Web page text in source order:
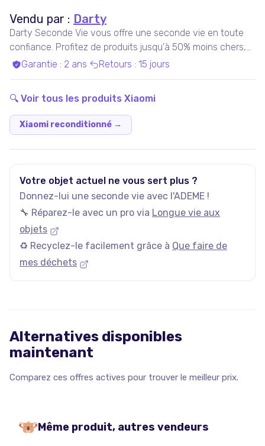
Vendu par : Darty
Darty Seconde Vie vous offre une seconde vie en toute
confiance. Profitez de produits jusqu'à 50% moins chers,
pris en charge par nos experts qualifiés, dans nos ateliers
Garantie : 2 ans Retours : 15 jours
🔍 Voir tous les produits Xiaomi
Xiaomi reconditionné →
Votre objet actuel ne vous sert plus ?
Donnez-lui une seconde vie avec l'ADEME !
🔧 Réparez-le avec un pro via Longue vie aux
objets
♻️ Recyclez-le facilement grâce à Que faire de
mes déchets
Alternatives disponibles
maintenant
Comparez ces offres actives pour trouver le meilleur prix.
Même produit, autres vendeurs